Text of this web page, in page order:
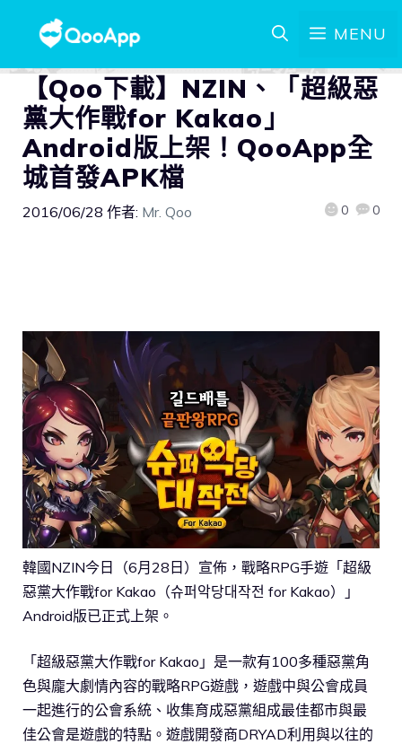
MENU
【Qoo下載】NZIN、「超級惡
黨大作戰for Kakao」
Android版上架！QooApp全
城首發APK檔
2016/06/28 作者: Mr. Qoo 0 0
韓國NZIN今日（6月28日）宣佈，戰略RPG手遊「超級
惡黨大作戰for Kakao（슈퍼악당대작전 for Kakao）」
Android版已正式上架。
「超級惡黨大作戰for Kakao」是一款有100多種惡黨角
色與龐大劇情內容的戰略RPG遊戲，遊戲中與公會成員
一起進行的公會系統、收集育成惡黨組成最佳都市與最
佳公會是遊戲的特點。遊戲開發商DRYAD利用與以往的